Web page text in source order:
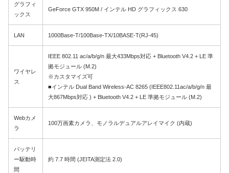
グラフィ
ックス
GeForce GTX 950M / インテル HD グラフィックス 630
LAN 1000Base-T/100Base-TX/10BASE-T(RJ-45)
ワイヤレ
ス
IEEE 802.11 ac/a/b/g/n 最大433Mbps対応 + Bluetooth V4.2 + LE 準
拠モジュール (M.2)
※カスタマイズ可
■インテル Dual Band Wireless-AC 8265 (IEEE802.11ac/a/b/g/n 最
大867Mbps対応 ) + Bluetooth V4.2 + LE 準拠モジュール (M.2)
Webカメ
ラ
100万画素カメラ、モノラルデュアルアレイマイク (内蔵)
バッテリ
ー駆動時
間
約 7.7 時間 (JEITA測定法 2.0)